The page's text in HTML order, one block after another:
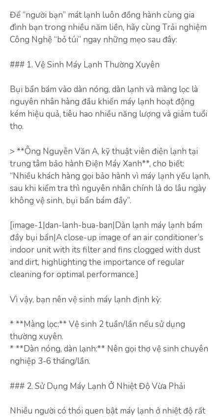
Để “người bạn” mát lạnh luôn đồng hành cùng gia
đình bạn trong nhiều năm liền, hãy cùng Trải nghiệm
Công Nghệ “bỏ túi” ngay những mẹo sau đây:
### 1. Vệ Sinh Máy Lạnh Thường Xuyên
Bụi bẩn bám vào dàn nóng, dàn lạnh và màng lọc là
nguyên nhân hàng đầu khiến máy lạnh hoạt động
kém hiệu quả, tiêu hao nhiều năng lượng và giảm tuổi
thọ.
> **Ông Nguyễn Văn A, kỹ thuật viên điện lạnh tại
trung tâm bảo hành Điện Máy Xanh**, cho biết:
“Nhiều khách hàng gọi bảo hành vì máy lạnh yếu lạnh,
sau khi kiểm tra thì nguyên nhân chính là do lâu ngày
không vệ sinh, bụi bẩn bám đầy”.
[image-1|dan-lanh-bua-ban|Dàn lạnh máy lạnh bám
đầy bụi bẩn|A close-up image of an air conditioner’s
indoor unit with its filter and fins clogged with dust
and dirt, highlighting the importance of regular
cleaning for optimal performance.]
Vì vậy, bạn nên vệ sinh máy lạnh định kỳ:
* **Màng lọc:** Vệ sinh 2 tuần/lần nếu sử dụng
thường xuyên.
* **Dàn nóng, dàn lạnh:** Nên gọi thợ vệ sinh chuyên
nghiệp 3-6 tháng/lần.
### 2. Sử Dụng Máy Lạnh Ở Nhiệt Độ Vừa Phải
Nhiều người có thói quen bật máy lạnh ở nhiệt độ rất